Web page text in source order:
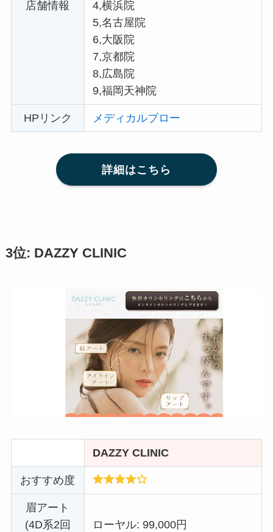
店舗情報
4,横浜院
5,名古屋院
6,大阪院
7,京都院
8,広島院
9,福岡天神院
HPリンク メディカルブロー
詳細はこちら
3位: DAZZY CLINIC
DAZZY CLINIC
おすすめ度
眉アート
(4D系2回
ローヤル: 99,000円